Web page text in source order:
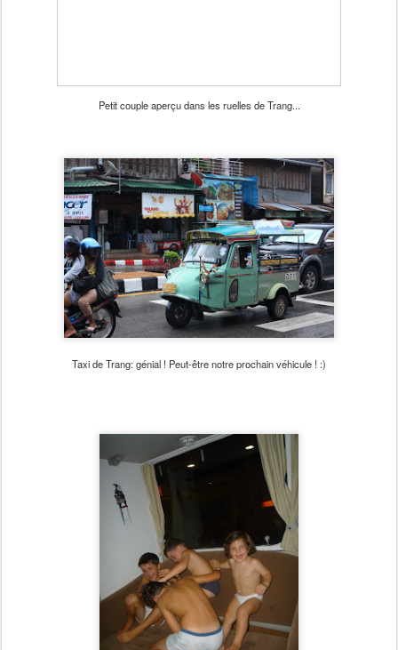
Petit couple aperçu dans les ruelles de Trang...
Taxi de Trang: génial ! Peut-être notre prochain véhicule ! :)